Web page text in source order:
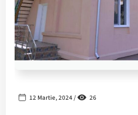
12 Martie, 2024 / 26